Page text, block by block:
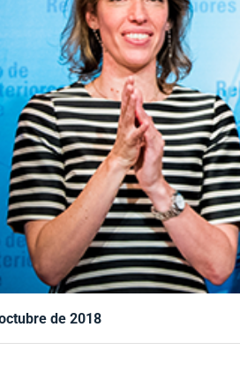
de 2018